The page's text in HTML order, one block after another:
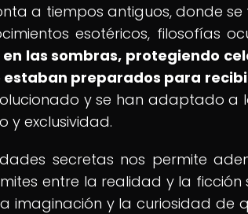
a tiempos antiguos, donde
esotéricos, filosofías
las sombras, protegiendo
estaban preparados para
y se han adaptado a
y exclusividad.
secretas nos permite
entre la realidad y la ficción
imaginación y la curiosidad de